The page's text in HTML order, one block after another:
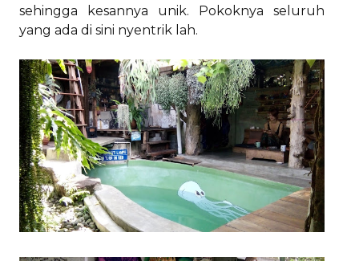
sehingga kesannya unik. Pokoknya seluruh
yang ada di sini nyentrik lah.